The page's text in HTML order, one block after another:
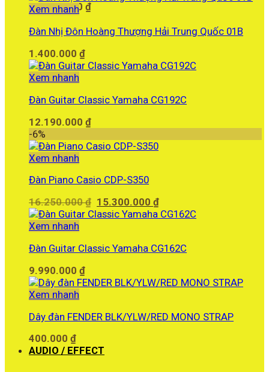
12.260.000 ₫
Xem nhanh
Đàn Nhị Đôn Hoàng Thượng Hải Trung Quốc 01B
1.400.000 ₫
Xem nhanh
Đàn Guitar Classic Yamaha CG192C
12.190.000 ₫
-6%
Xem nhanh
Đàn Piano Casio CDP-S350
16.250.000₫ Giá
gốc
15.300.000₫Giá
hiện
15.300.000 ₫.
Xem nhanh
Đàn Guitar Classic Yamaha CG162C
9.990.000 ₫
Xem nhanh
Dây đàn FENDER BLK/YLW/RED MONO STRAP
400.000 ₫
AUDIO / EFFECT